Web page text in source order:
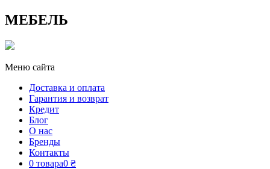
МЕБЕЛЬ
Меню сайта
Доставка и оплата
Гарантия и возврат
Кредит
Блог
О нас
Бренды
Контакты
0 товара0 ₴